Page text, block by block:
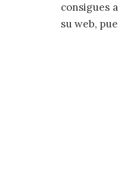
consigues
su web,